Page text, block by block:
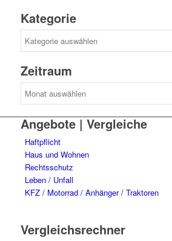
Kategorie
Zeitraum
Angebote | Vergleiche
Haftpflicht
Haus und Wohnen
Rechtsschutz
Leben / Unfall
KFZ / Motorrad / Anhänger / Traktoren
Vergleichsrechner